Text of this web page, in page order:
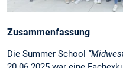
Zusammenfassung
Die Summer School